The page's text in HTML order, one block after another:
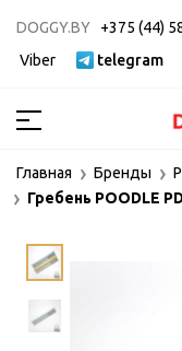
DOGGY.BY +375 (44)
Viber
telegram
ГРУМИНГА
Главная Бренды
Гребень POODLE